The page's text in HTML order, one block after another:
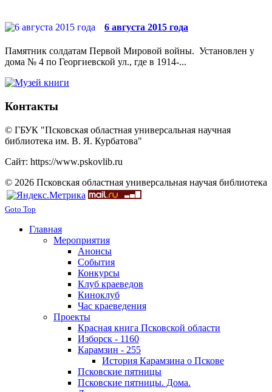
6 августа 2015 года
Памятник солдатам Первой Мировой войны. Установлен у
дома № 4 по Георгиевской ул., где в 1914-...
Контакты
© ГБУК "Псковская областная универсальная научная
библиотека им. В. Я. Курбатова"
Сайт: https://www.pskovlib.ru
© 2026 Псковская областная универсальная научая библиотека
Goto Top
Главная
Мероприятия
Анонсы
События
Конкурсы
Клуб краеведов
Киноклуб
Час краеведения
Проекты
Красная книга Псковской области
Изборск - 1160
Карамзин - 255
История Карамзина о Пскове
Псковские пятницы
Псковские пятницы. Дома.